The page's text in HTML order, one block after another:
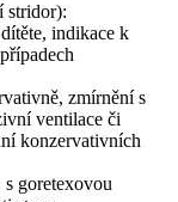
stridor):
indikace k
zmírnění s
ventilace či
konzervativních
goretexovou